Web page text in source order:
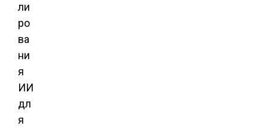
ли
ро
ва
ни
я
ИИ
дл
я